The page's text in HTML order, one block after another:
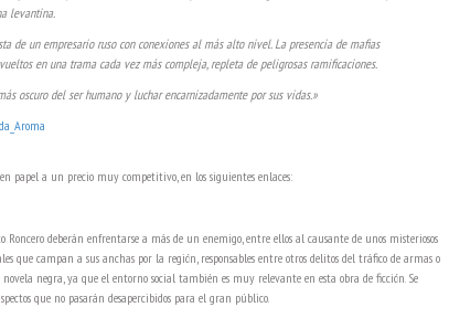
levantina.
de un empresario ruso con conexiones al más alto nivel. La presencia de mafias
en una trama cada vez más compleja, repleta de peligrosas ramificaciones.
oscuro del ser humano y luchar encarnizadamente por sus vidas.»
papel a un precio muy competitivo, en los siguientes enlaces:
deberán enfrentarse a más de un enemigo, entre ellos al causante de unos misteriosos
que campan a sus anchas por la región, responsables entre otros delitos del tráfico de armas o
negra, ya que el entorno social también es muy relevante en esta obra de ficción. Se
que no pasarán desapercibidos para el gran público.